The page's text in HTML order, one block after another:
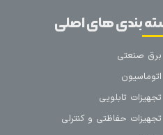
بندی های اصلی
برق صنعتی
اتوماسیون
تجهیزات تابلویی
تجهیزات حفاظتی و کنترلی